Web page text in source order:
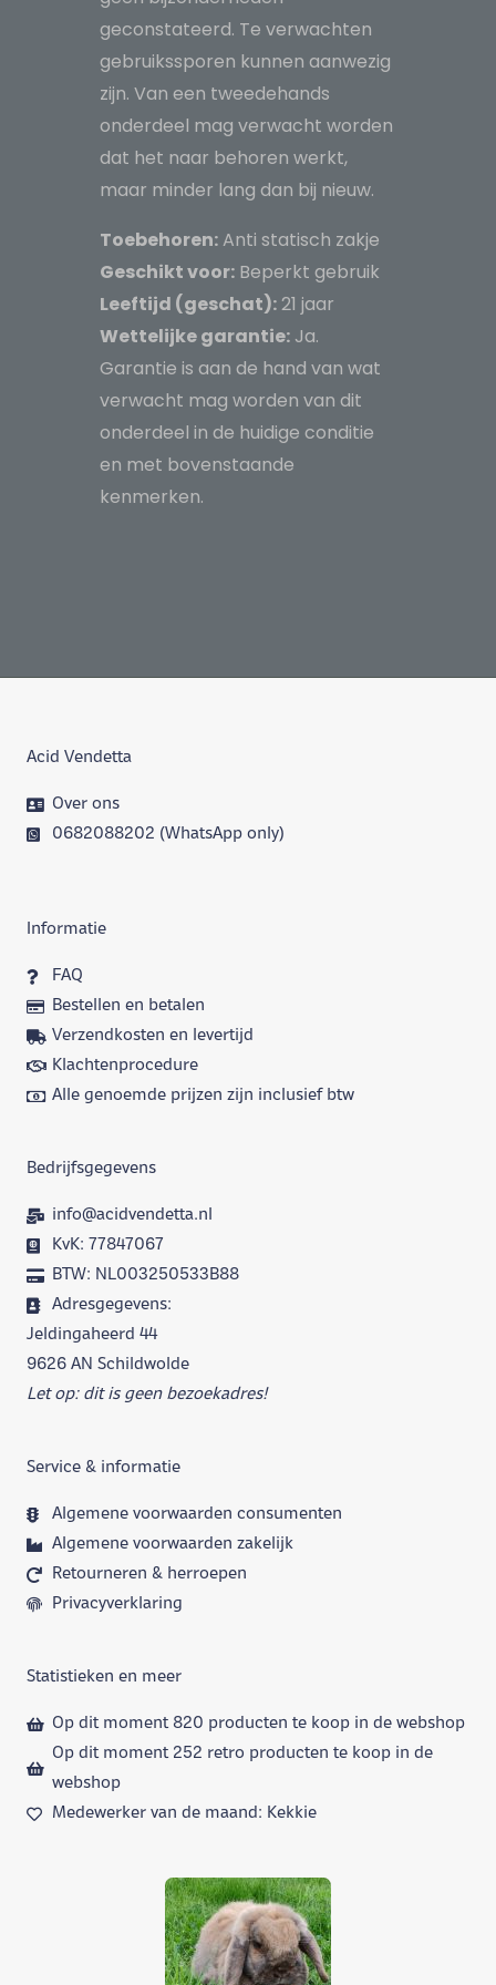
geconstateerd. Te verwachten
gebruikssporen kunnen aanwezig
zijn. Van een tweedehands
onderdeel mag verwacht worden
dat het naar behoren werkt,
maar minder lang dan bij nieuw.
Toebehoren:Anti statisch zakje
Geschikt voor: Beperkt gebruik
Leeftijd (geschat):21 jaar
Wettelijke garantie: Ja.
Garantie is aan de hand van wat
verwacht mag worden van dit
onderdeel in de huidige conditie
en met bovenstaande
kenmerken.
Acid Vendetta
Over ons
0682088202 (WhatsApp only)
Informatie
FAQ
Bestellen en betalen
Verzendkosten en levertijd
Klachtenprocedure
Alle genoemde prijzen zijn inclusief btw
Bedrijfsgegevens
info@acidvendetta.nl
KvK: 77847067
BTW: NL003250533B88
Adresgegevens:
Jeldingaheerd 44
9626 AN Schildwolde
Let op: dit is geen bezoekadres!
Service & informatie
Algemene voorwaarden consumenten
Algemene voorwaarden zakelijk
Retourneren & herroepen
Privacyverklaring
Statistieken en meer
Op dit moment 820 producten te koop in de webshop
Op dit moment 252 retro producten te koop in de
webshop
Medewerker van de maand: Kekkie